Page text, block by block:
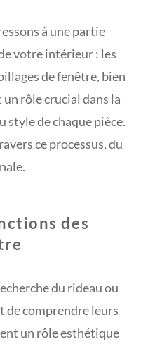
à une partie
votre intérieur : les
de fenêtre, bien
rôle crucial dans la
style de chaque pièce.
ce processus, du
des
du rideau ou
comprendre leurs
un rôle esthétique